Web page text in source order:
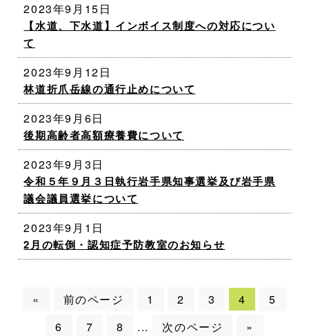
2023年9月15日
【水道、下水道】インボイス制度への対応につい
て
2023年9月12日
林道折爪岳線の通行止めについて
2023年9月6日
後期高齢者高額療養費について
2023年9月3日
令和５年９月３日執行岩手県知事選挙及び岩手県
議会議員選挙について
2023年9月1日
2月の転倒・認知症予防教室のお知らせ
« 前のページ 1 2 3 4
5
6
7 8 ... 次のページ »